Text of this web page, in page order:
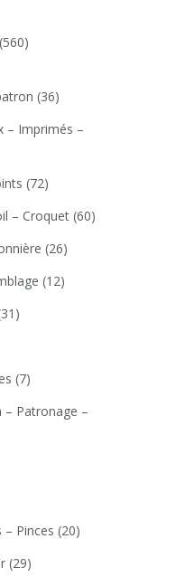
(560)
(36)
– Imprimés –
(72)
– Croquet (60)
(26)
(12)
(7)
Patronage –
– Pinces (20)
(29)